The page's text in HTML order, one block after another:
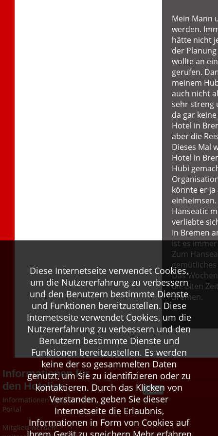
Mein Mann
werden.
hätte nicht
der
wollte an
gerufen.
meinem
auch nicht
sehr streng
da gar
Hotel in
aber die
Dieses Mal
Hotel in
Hubi
könnte er
Hanseatic
verliebte
In Bremen
ist es
Zum
Das
die alten
Bremen.
Informationen für
den Hotelier
Informationen rund um das
Portal
Mitglied werden
Diese Internetseite verwendet Cookies,
um die Nutzererfahrung zu verbessern
und den Benutzern bestimmte Dienste
und Funktionen bereitzustellen. Diese
Internetseite verwendet Cookies, um die
Nutzererfahrung zu verbessern und den
Benutzern bestimmte Dienste und
Funktionen bereitzustellen. Es werden
keine der so gesammelten Daten
genutzt, um Sie zu identifizieren oder zu
kontaktieren. Durch das Klicken von
Verstanden, geben Sie dieser
Internetseite die Erlaubnis,
Informationen in Form von Cookies auf